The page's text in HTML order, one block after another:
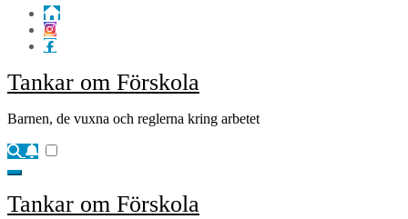
Tankar om Förskola
Barnen, de vuxna och reglerna kring arbetet
Tankar om Förskola